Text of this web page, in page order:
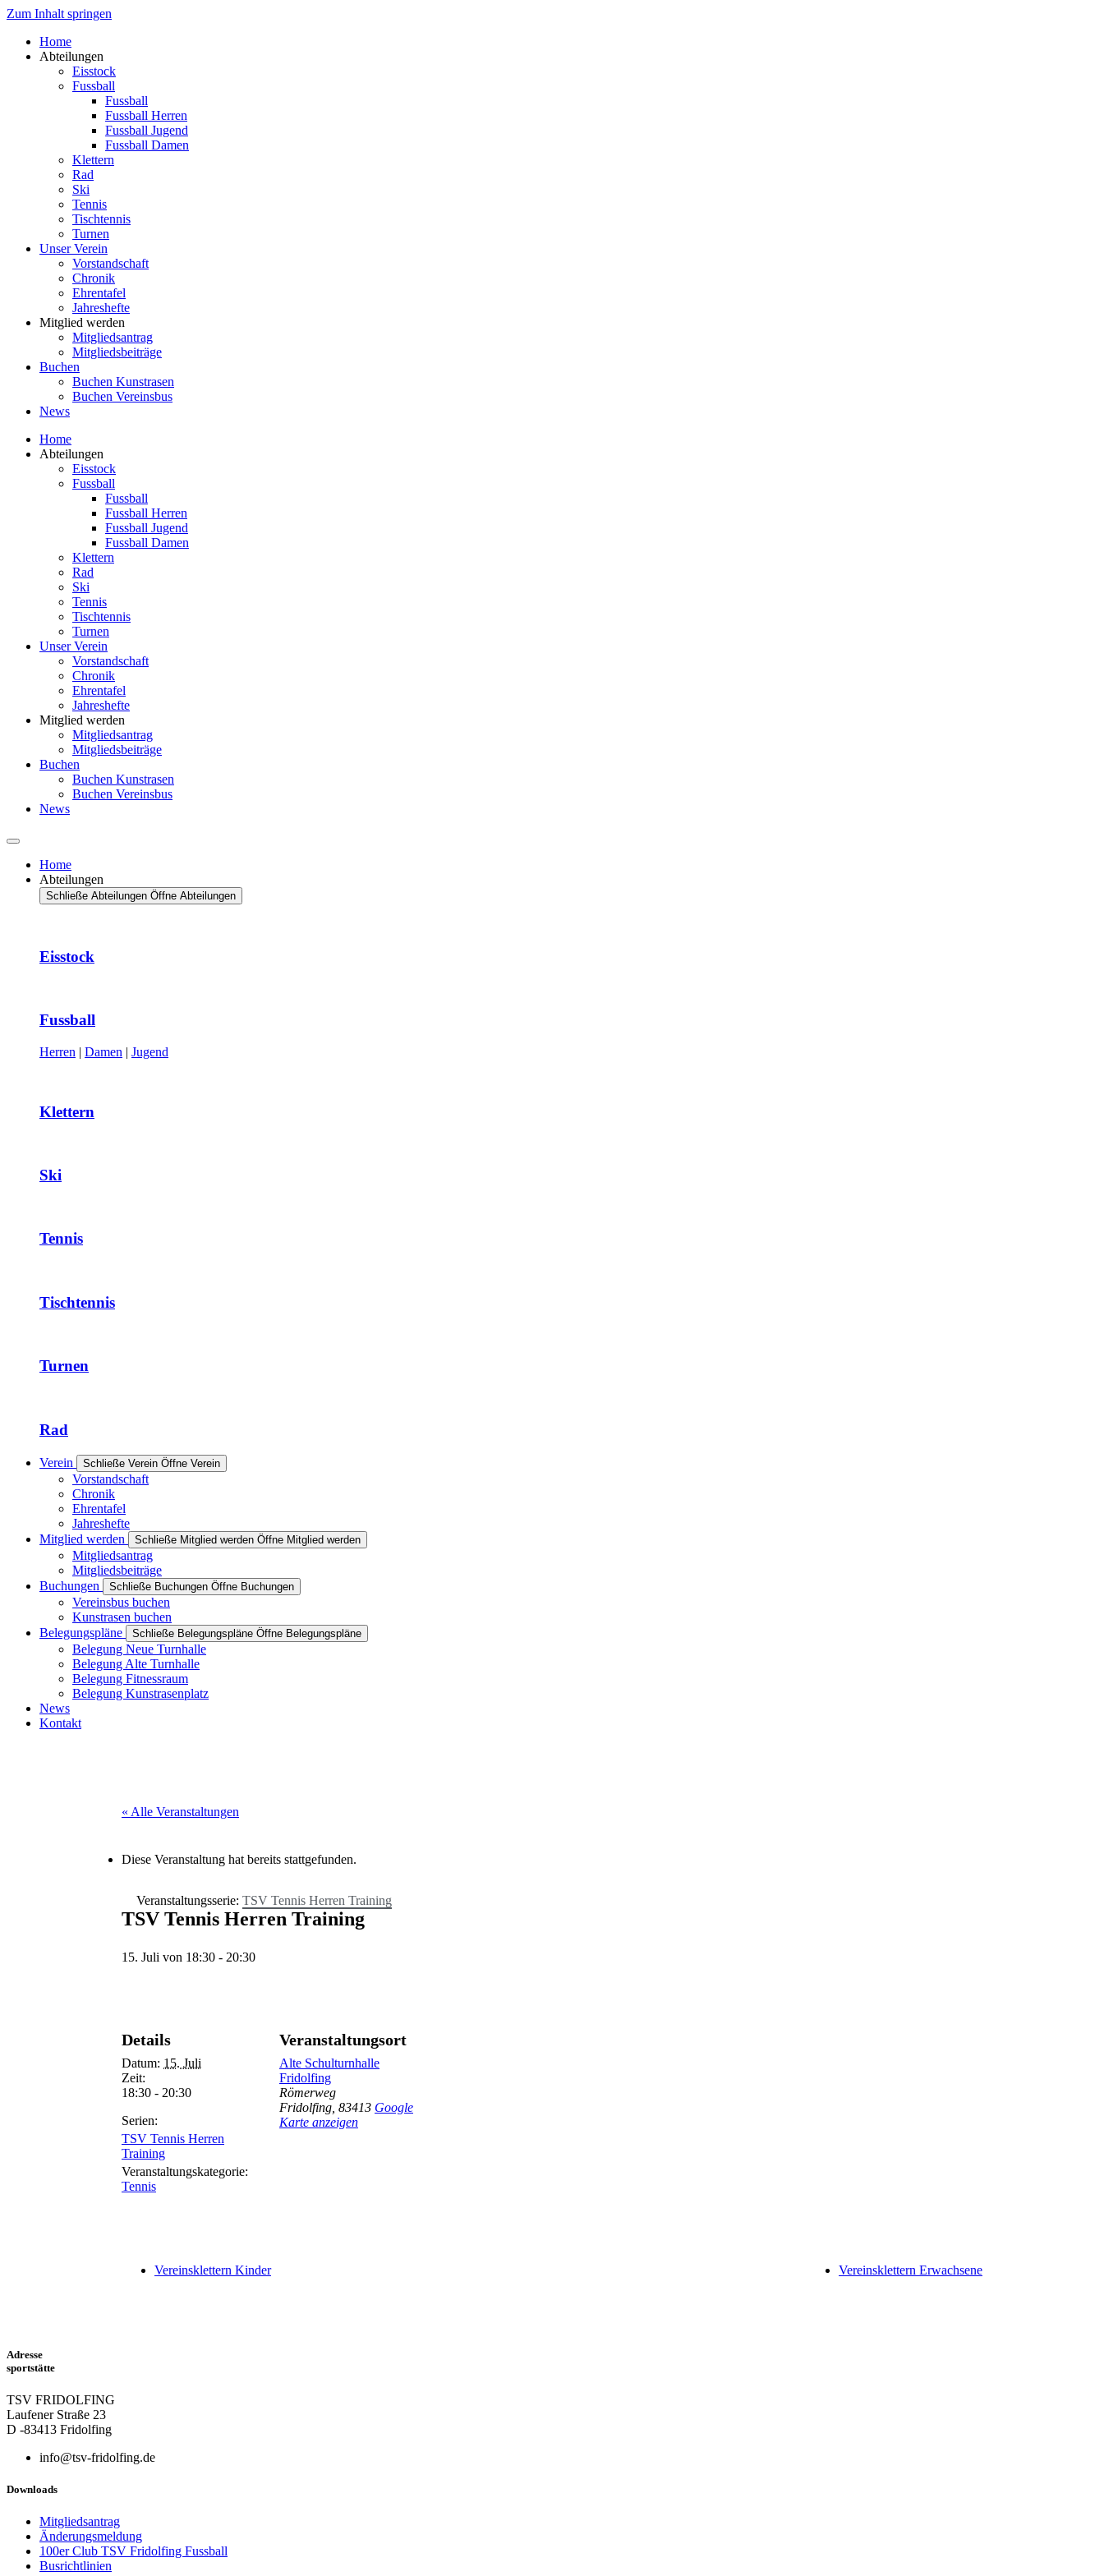
Zum Inhalt springen
Home
Abteilungen
Eisstock
Fussball
Fussball
Fussball Herren
Fussball Jugend
Fussball Damen
Klettern
Rad
Ski
Tennis
Tischtennis
Turnen
Unser Verein
Vorstandschaft
Chronik
Ehrentafel
Jahreshefte
Mitglied werden
Mitgliedsantrag
Mitgliedsbeiträge
Buchen
Buchen Kunstrasen
Buchen Vereinsbus
News
Home
Abteilungen
Eisstock
Fussball
Fussball
Fussball Herren
Fussball Jugend
Fussball Damen
Klettern
Rad
Ski
Tennis
Tischtennis
Turnen
Unser Verein
Vorstandschaft
Chronik
Ehrentafel
Jahreshefte
Mitglied werden
Mitgliedsantrag
Mitgliedsbeiträge
Buchen
Buchen Kunstrasen
Buchen Vereinsbus
News
Home
Abteilungen
Schließe Abteilungen Öffne Abteilungen
Eisstock
Fussball
Herren | Damen | Jugend
Klettern
Ski
Tennis
Tischtennis
Turnen
Rad
Verein Schließe Verein Öffne Verein
Vorstandschaft
Chronik
Ehrentafel
Jahreshefte
Mitglied werden
Schließe Mitglied werden Öffne Mitglied werden
Mitgliedsantrag
Mitgliedsbeiträge
Buchungen
Schließe Buchungen Öffne Buchungen
Vereinsbus buchen
Kunstrasen buchen
Belegungspläne
Schließe Belegungspläne Öffne Belegungspläne
Belegung Neue Turnhalle
Belegung Alte Turnhalle
Belegung Fitnessraum
Belegung Kunstrasenplatz
News
Kontakt
« Alle Veranstaltungen
Diese Veranstaltung hat bereits stattgefunden.
Veranstaltungsserie: TSV Tennis Herren Training
TSV Tennis Herren Training
15. Juli von 18:30 - 20:30
Details
Datum: 15. Juli
Zeit:
18:30 - 20:30
Serien:
TSV Tennis Herren
Training
Veranstaltungskategorie:
Tennis
Veranstaltungsort
Alte Schulturnhalle
Fridolfing
Römerweg
Fridolfing 83413 Google
Karte anzeigen
Vereinsklettern Kinder Vereinsklettern Erwachsene
Adresse
sportstätte
TSV FRIDOLFING
Laufener Straße 23
D -83413 Fridolfing
info@tsv-fridolfing.de
Downloads
Mitgliedsantrag
Änderungsmeldung
100er Club TSV Fridolfing Fussball
Busrichtlinien